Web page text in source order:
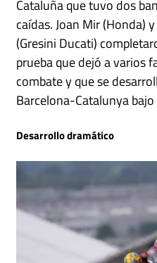
Cataluña que tuvo dos
caídas. Joan Mir (Honda)
(Gresini Ducati)
prueba que dejó a varios
combate y que se
Barcelona-Catalunya
Desarrollo dramático